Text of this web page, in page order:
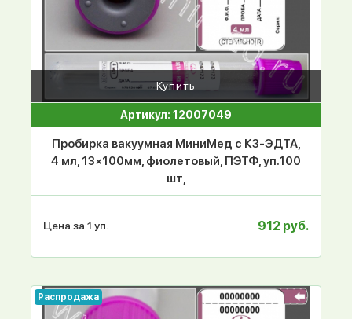
Купить
Артикул: 12007049
Пробирка вакуумная МиниМед с К3-ЭДТА,
4 мл, 13×100мм, фиолетовый, ПЭТФ, уп.100
шт,
Цена за 1 уп. 912 руб.
Распродажа